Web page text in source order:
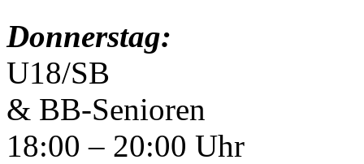
Donnerstag:
U18/SB
& BB-Senioren
18:00 – 20:00 Uhr